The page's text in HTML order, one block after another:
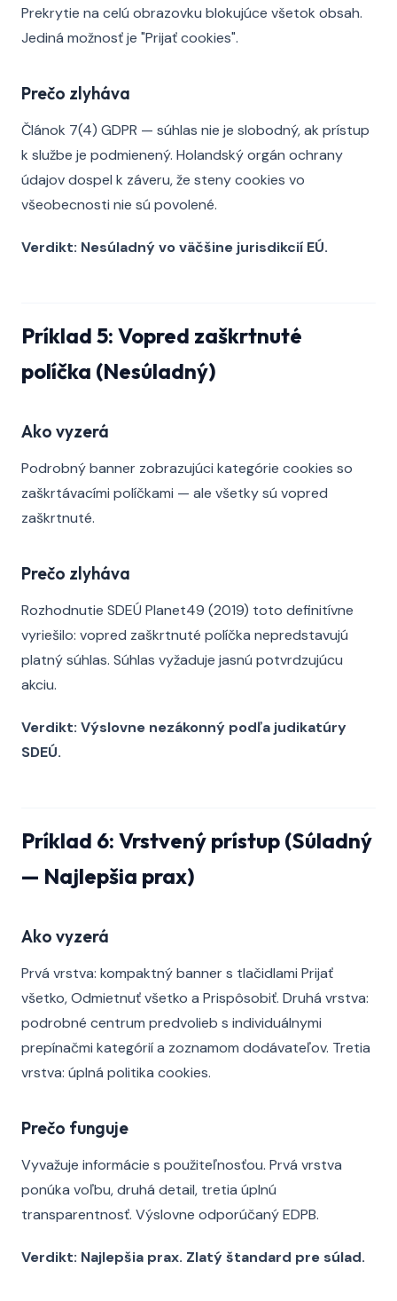
Prekrytie na celú obrazovku blokujúce všetok obsah.
Jediná možnosť je "Prijať cookies".
Prečo zlyháva
Článok 7(4) GDPR — súhlas nie je slobodný, ak prístup
k službe je podmienený. Holandský orgán ochrany
údajov dospel k záveru, že steny cookies vo
všeobecnosti nie sú povolené.
Verdikt: Nesúladný vo väčšine jurisdikcií EÚ.
Príklad 5: Vopred zaškrtnuté
políčka (Nesúladný)
Ako vyzerá
Podrobný banner zobrazujúci kategórie cookies so
zaškrtávacími políčkami — ale všetky sú vopred
zaškrtnuté.
Prečo zlyháva
Rozhodnutie SDEÚ Planet49 (2019) toto definitívne
vyriešilo: vopred zaškrtnuté políčka nepredstavujú
platný súhlas. Súhlas vyžaduje jasnú potvrdzujúcu
akciu.
Verdikt: Výslovne nezákonný podľa judikatúry
SDEÚ.
Príklad 6: Vrstvený prístup (Súladný
— Najlepšia prax)
Ako vyzerá
Prvá vrstva: kompaktný banner s tlačidlami Prijať
všetko, Odmietnuť všetko a Prispôsobiť. Druhá vrstva:
podrobné centrum predvolieb s individuálnymi
prepínačmi kategórií a zoznamom dodávateľov. Tretia
vrstva: úplná politika cookies.
Prečo funguje
Vyvažuje informácie s použiteľnosťou. Prvá vrstva
ponúka voľbu, druhá detail, tretia úplnú
transparentnosť. Výslovne odporúčaný EDPB.
Verdikt: Najlepšia prax. Zlatý štandard pre súlad.